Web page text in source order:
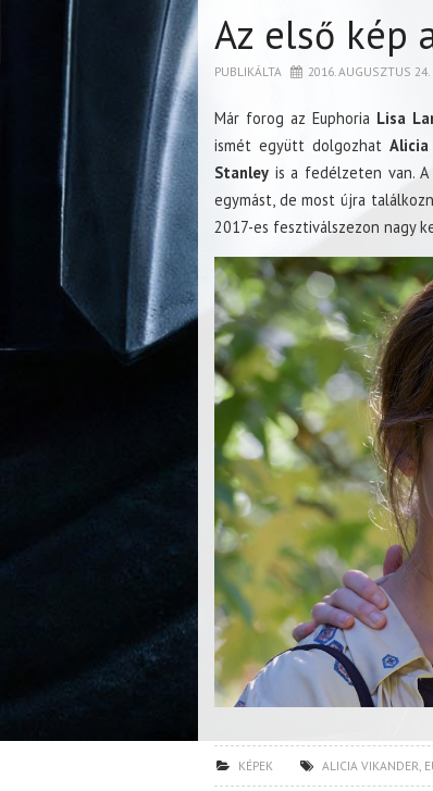
Az első kép
PUBLIKÁLTA 2016. AUGUSZTUS 24.
Már forog az Euphoria Lisa
ismét együtt dolgozhat
Stanley is a fedélzeten van.
egymást, de most újra
2017-es fesztiválszezon nagy
KÉPEK ALICIA VIKANDER